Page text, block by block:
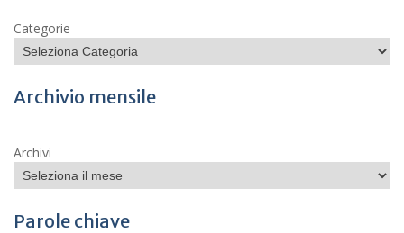
Categorie
Archivio mensile
Archivi
Parole chiave